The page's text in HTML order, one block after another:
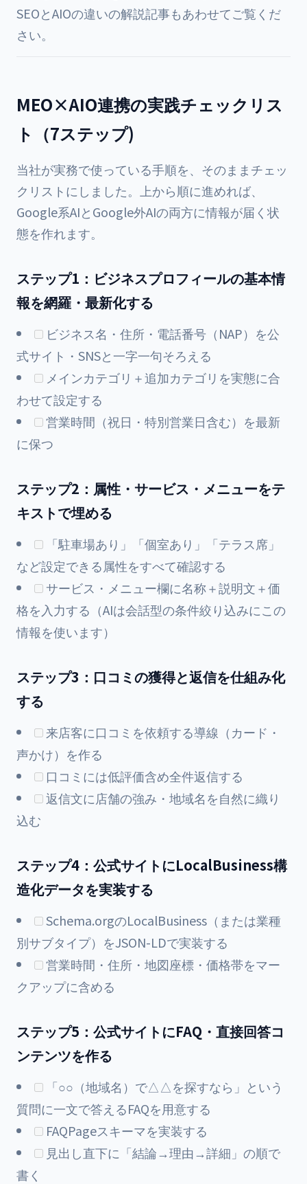
SEOとAIOの違いの解説記事もあわせてご覧くだ
さい。
MEO×AIO連携の実践チェックリス
ト（7ステップ)
当社が実務で使っている手順を、そのままチェッ
クリストにしました。上から順に進めれば、
Google系AIとGoogle外AIの両方に情報が届く状
態を作れます。
ステップ1：ビジネスプロフィールの基本情
報を網羅・最新化する
ビジネス名・住所・電話番号（NAP）を公
式サイト・SNSと一字一句そろえる
メインカテゴリ＋追加カテゴリを実態に合
わせて設定する
営業時間（祝日・特別営業日含む）を最新
に保つ
ステップ2：属性・サービス・メニューをテ
キストで埋める
「駐車場あり」「個室あり」「テラス席」
など設定できる属性をすべて確認する
サービス・メニュー欄に名称＋説明文＋価
格を入力する（AIは会話型の条件絞り込みにこの
情報を使います）
ステップ3：口コミの獲得と返信を仕組み化
する
来店客に口コミを依頼する導線（カード・
声かけ）を作る
口コミには低評価含め全件返信する
返信文に店舗の強み・地域名を自然に織り
込む
ステップ4：公式サイトにLocalBusiness構
造化データを実装する
Schema.orgのLocalBusiness（または業種
別サブタイプ）をJSON-LDで実装する
営業時間・住所・地図座標・価格帯をマー
クアップに含める
ステップ5：公式サイトにFAQ・直接回答コ
ンテンツを作る
「○○（地域名）で△△を探すなら」という
質問に一文で答えるFAQを用意する
FAQPageスキーマを実装する
見出し直下に「結論→理由→詳細」の順で
書く